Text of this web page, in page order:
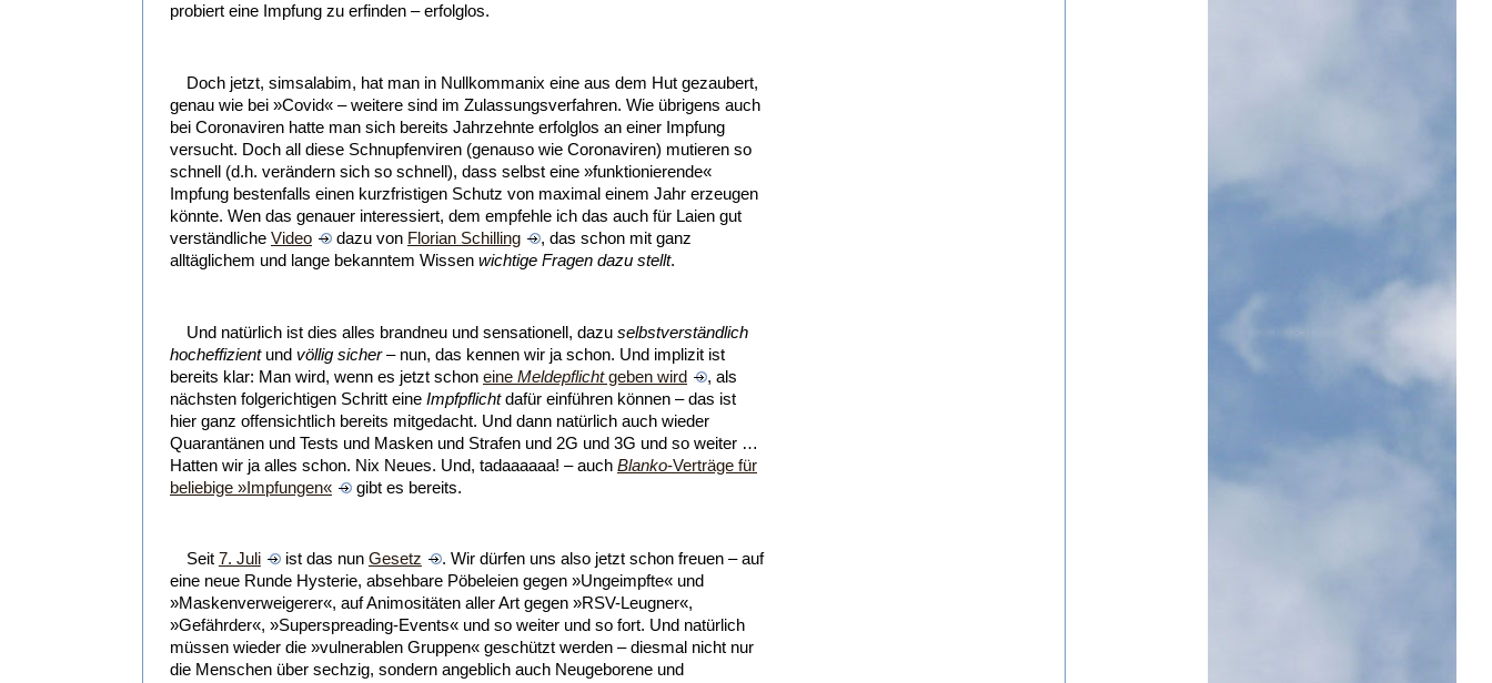
probiert eine Impfung zu erfinden – erfolglos.
Doch jetzt, simsalabim, hat man in Nullkommanix eine aus dem Hut gezaubert,
genau wie bei »Covid« – weitere sind im Zulassungsverfahren. Wie übrigens auch
bei Coronaviren hatte man sich bereits Jahrzehnte erfolglos an einer Impfung
versucht. Doch all diese Schnupfenviren (genauso wie Coronaviren) mutieren so
schnell (d.h. verändern sich so schnell), dass selbst eine »funktionierende«
Impfung bestenfalls einen kurzfristigen Schutz von maximal einem Jahr erzeugen
könnte. Wen das genauer interessiert, dem empfehle ich das auch für Laien gut
verständliche Video dazu von Florian Schilling
, das schon mit ganz
alltäglichem und lange bekanntem Wissen wichtige Fragen dazu stellt.
Und natürlich ist dies alles brandneu und sensationell, dazu selbstverständlich
hocheffizientund völlig sicher– nun, das kennen wir ja schon. Und implizit ist
bereits klar: Man wird, wenn es jetzt schon eine Meldepflichtgeben wird
, als
nächsten folgerichtigen Schritt eine Impfpflichtdafür einführen können – das ist
hier ganz offensichtlich bereits mitgedacht. Und dann natürlich auch wieder
Quarantänen und Tests und Masken und Strafen und 2G und 3G und so weiter …
Hatten wir ja alles schon. Nix Neues. Und, tadaaaaaa! – auch Blanko-Verträge für
beliebige »Impfungen«
gibt es bereits.
Seit 7. Juli ist das nun Gesetz
. Wir dürfen uns also jetzt schon freuen – auf
eine neue Runde Hysterie, absehbare Pöbeleien gegen »Ungeimpfte« und
»Maskenverweigerer«, auf Animositäten aller Art gegen »RSV-Leugner«,
»Gefährder«, »Superspreading-Events« und so weiter und so fort. Und natürlich
müssen wieder die »vulnerablen Gruppen« geschützt werden – diesmal nicht nur
die Menschen über sechzig, sondern angeblich auch Neugeborene und